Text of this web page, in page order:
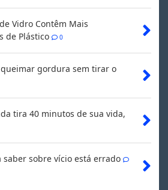
Vidro Contêm Mais
de Plástico
0
gordura sem tirar o
tira 40 minutos de sua vida,
saber sobre vício está errado